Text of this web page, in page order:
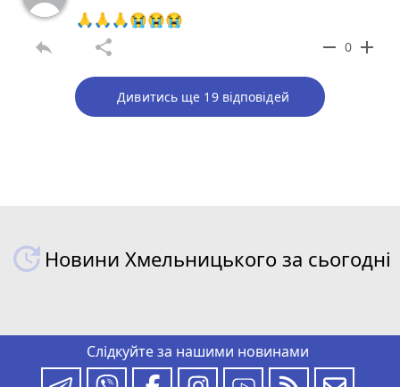
🙏🙏🙏😭😭😭
reply share remove 0 add
Дивитись ще 19 відповідей
Новини Хмельницького за сьогодні
Слідкуйте за нашими новинами